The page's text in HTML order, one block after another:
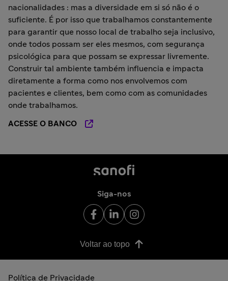
nacionalidades : mas a diversidade em si só não é o
suficiente. É por isso que trabalhamos constantemente
para garantir que nosso local de trabalho seja inclusivo,
onde todos possam ser eles mesmos, com segurança
psicológica para que possam se expressar livremente.
Construir tal ambiente também influencia e impacta
diretamente a forma como nos envolvemos com
pacientes e clientes, bem como com as comunidades
onde trabalhamos.
ACESSE O BANCO
Siga-nos
Voltar ao topo
Política de Privacidade